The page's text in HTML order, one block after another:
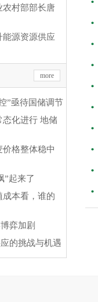
农村部部长唐
源资源供应
more
”亟待国储调节
态化进行 地储
格整体稳中
”起来了
成本看，谁的
弈加剧
的挑战与机遇